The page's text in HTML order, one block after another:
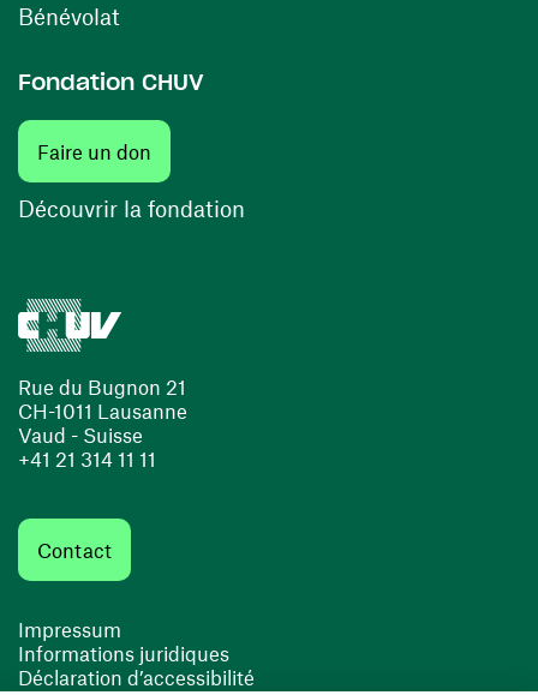
Rue du Bugnon 21
CH-1011 Lausanne
Vaud - Suisse
+41 21 314 11 11
Contact
Impressum
Informations juridiques
Déclaration d’accessibilité
Bénévolat
Fondation CHUV
Faire un don
Découvrir la fondation